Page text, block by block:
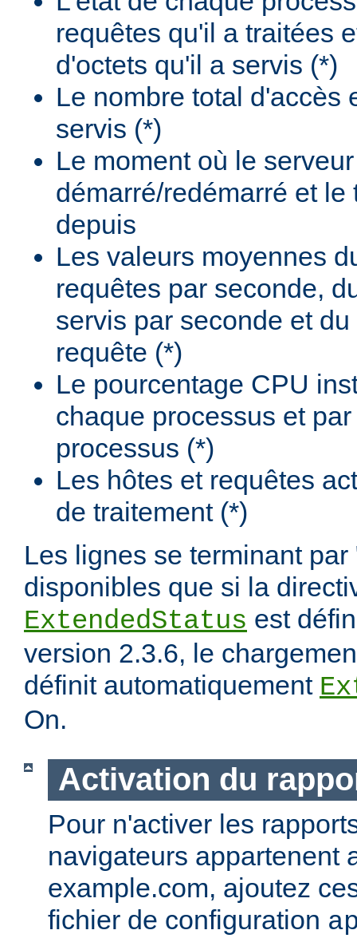
requêtes qu'il a traitées
d'octets qu'il a servis (*)
Le nombre total d'accès
servis (*)
Le moment où le
démarré/redémarré et le
depuis
Les valeurs moyennes
requêtes par seconde,
servis par seconde et
requête (*)
Le pourcentage CPU
chaque processus et
processus (*)
Les hôtes et requêtes
de traitement (*)
Les lignes se terminant par
disponibles que si la
ExtendedStatus est
version 2.3.6, le
définit automatiquement
On.
Activation du
Pour n'activer les
navigateurs appartenent
example.com, ajoutez
fichier de configuration